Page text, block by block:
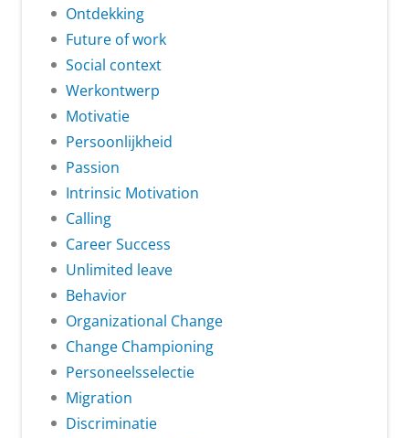
Ontdekking
Future of work
Social context
Werkontwerp
Motivatie
Persoonlijkheid
Passion
Intrinsic Motivation
Calling
Career Success
Unlimited leave
Behavior
Organizational Change
Change Championing
Personeelsselectie
Migration
Discriminatie